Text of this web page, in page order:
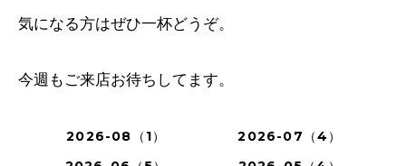
気になる方はぜひ一杯どうぞ。
今週もご来店お待ちしてます。
2026-08（1）
2026-07（4）